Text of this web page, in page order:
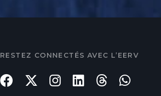
RESTEZ CONNECTÉS AVEC L’EERV